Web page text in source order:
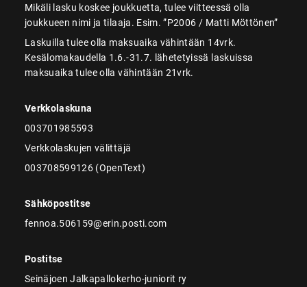
Mikäli lasku koskee joukkuetta, tulee viitteessä olla
joukkueen nimi ja tilaaja. Esim. ”P2006 / Matti Möttönen”
Laskuilla tulee olla maksuaika vähintään 14vrk.
Kesälomakaudella 1.6.-31.7. lähetetyissä laskuissa
maksuaika tulee olla vähintään 21vrk.
Verkkolaskuna
003701985593
Verkkolaskujen välittäjä
003708599126 (OpenText)
Sähköpostitse
fennoa.506159@erin.posti.com
Postitse
Seinäjoen Jalkapallokerho-juniorit ry